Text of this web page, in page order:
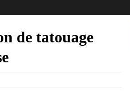
de tatouage